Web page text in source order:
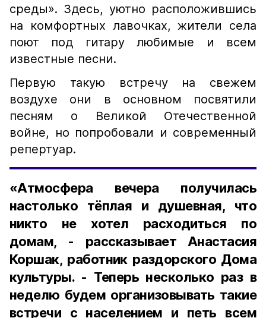
среды». Здесь, уютно расположившись
на комфортных лавочках, жители села
поют под гитару любимые и всем
известные песни.
Первую такую встречу на свежем
воздухе они в основном посвятили
песням о Великой Отечественной
войне, но попробовали и современный
репертуар.
«Атмосфера вечера получилась
настолько тёплая и душевная, что
никто не хотел расходиться по
домам, - рассказывает Анастасия
Коршак, работник раздорского Дома
культуры. - Теперь несколько раз в
неделю будем организовывать такие
встречи с населением и петь всем